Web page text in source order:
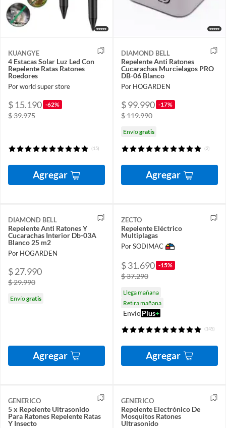
KUANGYE
4 Estacas Solar Luz Led Con
Repelente Ratas Ratones
Roedores
Por world super store
$ 15.190 -62%
$ 39.975
(15)
Agregar
DIAMOND BELL
Repelente Anti Ratones
Cucarachas Murcielagos PRO
DB-06 Blanco
Por HOGARDEN
$ 99.990 -17%
$ 119.990
Envíogratis
(2)
Agregar
DIAMOND BELL
Repelente Anti Ratones Y
Cucarachas Interior Db-03A
Blanco 25 m2
Por HOGARDEN
$ 27.990
$ 29.990
Envíogratis
Agregar
ZECTO
Repelente Eléctrico
Multiplagas
Por SODIMAC
$ 31.690 -15%
$ 37.290
Llega mañana
Retira mañana
EnvíoPlus+
(145)
Agregar
GENERICO
5 x Repelente Ultrasonido
Para Ratones Repelente Ratas
Y Insecto
GENERICO
Repelente Electrónico De
Mosquitos Ratones
Ultrasonido